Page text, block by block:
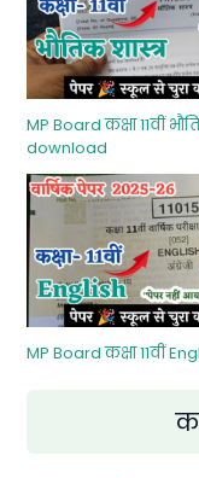
MP Board कक्षा 11वीं
download
MP Board कक्षा 11वीं